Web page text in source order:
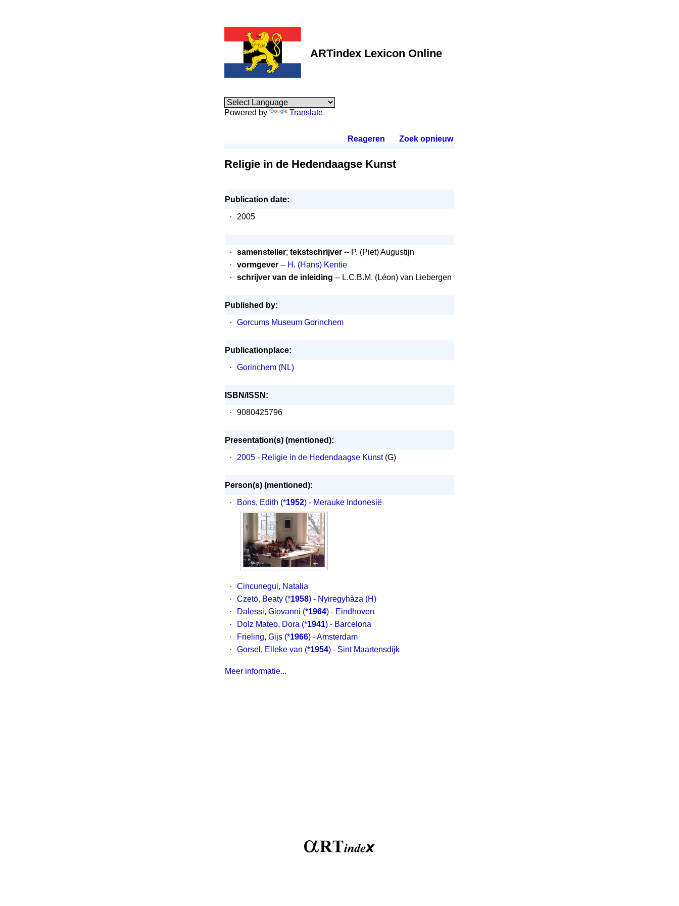
ARTindex Lexicon Online
Powered by Translate
Reageren Zoek opnieuw.
Religie in de Hedendaagse Kunst
Publication date:
·
2005
· samensteller; tekstschrijver -- P. (Piet) Augustijn
·
vormgever -- H. (Hans) Kentie
·
schrijver van de inleiding -- L.C.B.M. (Léon) van Liebergen
Published by:
·
Gorcums Museum Gorinchem
Publicationplace:
·
Gorinchem (NL)
ISBN/ISSN:
·
9080425796
Presentation(s) (mentioned):
·
2005 - Religie in de Hedendaagse Kunst(G)
Person(s) (mentioned):
·
Bons, Edith (*1952) - Merauke Indonesië
·
Cincunegui, Natalia
·
Czetö, Beaty (*1958) - Nyiregyhàza (H)
·
Dalessi, Giovanni (*1964) - Eindhoven
·
Dolz Mateo, Dora (*1941) - Barcelona
·
Frieling, Gijs (*1966) - Amsterdam
·
Gorsel, Elleke van (*1954) - Sint Maartensdijk
Meer informatie...